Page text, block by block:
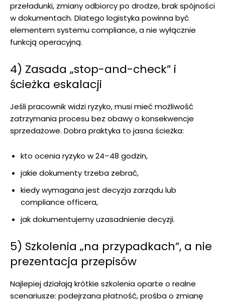
przeładunki, zmiany odbiorcy po drodze, brak spójności
w dokumentach. Dlatego logistyka powinna być
elementem systemu compliance, a nie wyłącznie
funkcją operacyjną.
4) Zasada „stop-and-check” i
ścieżka eskalacji
Jeśli pracownik widzi ryzyko, musi mieć możliwość
zatrzymania procesu bez obawy o konsekwencje
sprzedażowe. Dobra praktyka to jasna ścieżka:
kto ocenia ryzyko w 24–48 godzin,
jakie dokumenty trzeba zebrać,
kiedy wymagana jest decyzja zarządu lub
compliance officera,
jak dokumentujemy uzasadnienie decyzji.
5) Szkolenia „na przypadkach”, a nie
prezentacja przepisów
Najlepiej działają krótkie szkolenia oparte o realne
scenariusze: podejrzana płatność, prośba o zmianę